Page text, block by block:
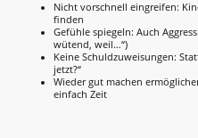
Nicht vorschnell eingreifen:
finden
Gefühle spiegeln: Auch
wütend, weil…“)
Keine Schuldzuweisungen:
jetzt?“
Wieder gut machen
einfach Zeit